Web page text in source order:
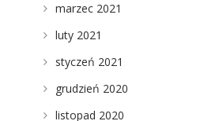
marzec 2021
luty 2021
styczeń 2021
grudzień 2020
listopad 2020